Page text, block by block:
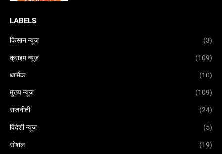
LABELS
किसान न्यूज़ (3)
क्राइम न्यूज़ (109)
धार्मिक (10)
मुख्य न्यूज़ (109)
राजनीती (24)
विदेशी न्यूज़ (5)
सोशल (19)